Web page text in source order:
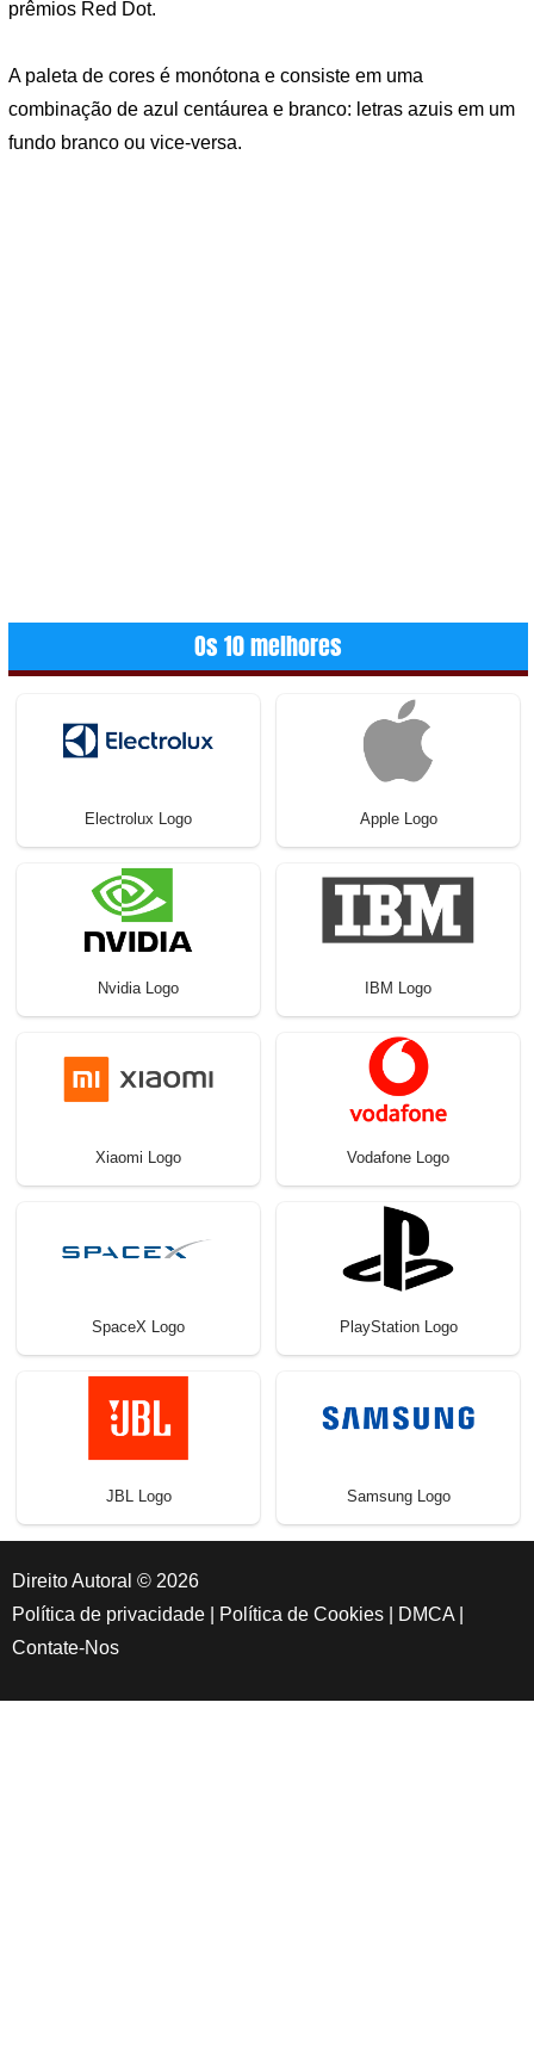
prêmios Red Dot.
A paleta de cores é monótona e consiste em uma
combinação de azul centáurea e branco: letras azuis em um
fundo branco ou vice-versa.
Os 10 melhores
Electrolux Logo Apple Logo
Nvidia Logo IBM Logo
Xiaomi Logo Vodafone Logo
SpaceX Logo PlayStation Logo
JBL Logo Samsung Logo
Direito Autoral © 2026
Política de privacidade
Política de Cookies DMCA
Contate-Nos